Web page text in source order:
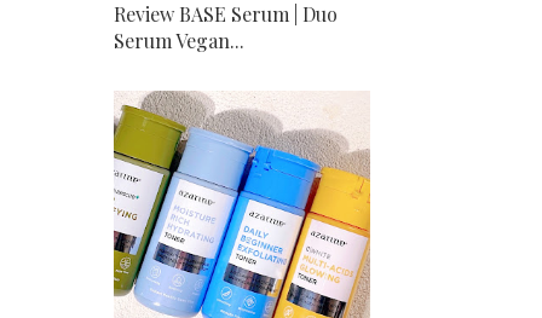
Review BASE Serum | Duo
Serum Vegan...